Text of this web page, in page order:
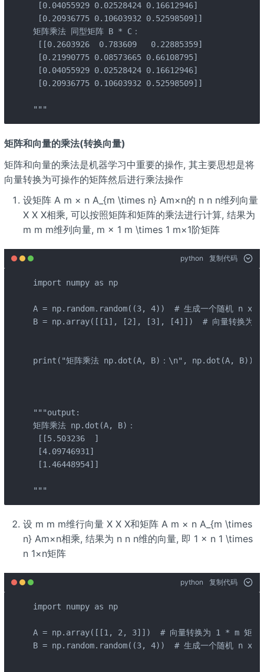
[0.04055929 0.02528424 0.16612946]
[0.20936775 0.10603932 0.52598509]]
矩阵乘法 同型矩阵 B * C：
[[0.2603926  0.783609   0.22885359]
[0.21990775 0.08573665 0.66108795]
[0.04055929 0.02528424 0.16612946]
[0.20936775 0.10603932 0.52598509]]
"""
矩阵和向量的乘法(转换向量)
矩阵和向量的乘法是机器学习中重要的操作, 其主要思想是将
向量转换为可操作的矩阵然后进行乘法操作
设矩阵 A m × n A_{m \times n} Am×n的 n n n维列向量
X X X相乘, 可以按照矩阵和矩阵的乘法进行计算, 结果为
m m m维列向量, m × 1 m \times 1 m×1阶矩阵
python 复制代码
import numpy as np
A = np.random.random((3, 4))  # 生成一个随机 n x n
B = np.array([[1], [2], [3], [4]])  # 向量转换为 m *
print("矩阵乘法 np.dot(A, B)：\n", np.dot(A, B))
"""output:
矩阵乘法 np.dot(A, B)：
[[5.503236  ]
[4.09746931]
[1.46448954]]
"""
设 m m m维行向量 X X X和矩阵 A m × n A_{m \times
n} Am×n相乘, 结果为 n n n维的向量, 即 1 × n 1 \times
n 1×n矩阵
python 复制代码
import numpy as np
A = np.array([[1, 2, 3]])  # 向量转换为 1 * m 矩阵,
B = np.random.random((3, 4))  # 生成一个随机 n x n